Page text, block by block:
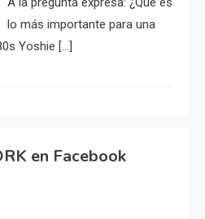
lo más importante para una
Yoshie […]
en Facebook